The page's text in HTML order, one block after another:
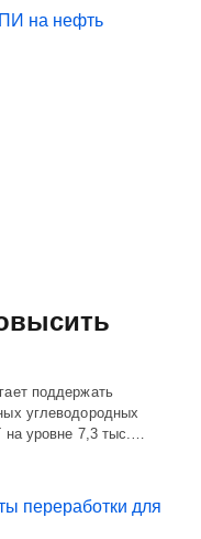
поддержать
углеводородных
на уровне 7,3 тыс.…